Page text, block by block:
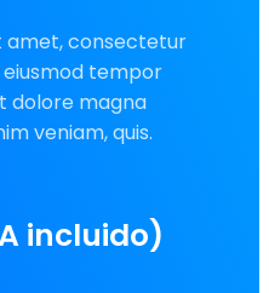
amet, consectetur
eiusmod tempor
dolore magna
veniam, quis.
incluido)